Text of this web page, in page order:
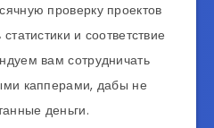
проверку проектов
и соответствие
вам сотрудничать
капперами, дабы не
деньги.